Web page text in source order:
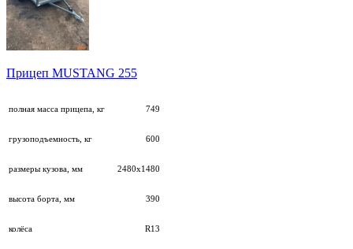
Прицеп MUSTANG 255
полная масса прицепа, кг 749
грузоподъемность, кг 600
размеры кузова, мм 2480х1480
высота борта, мм 390
колёса R13